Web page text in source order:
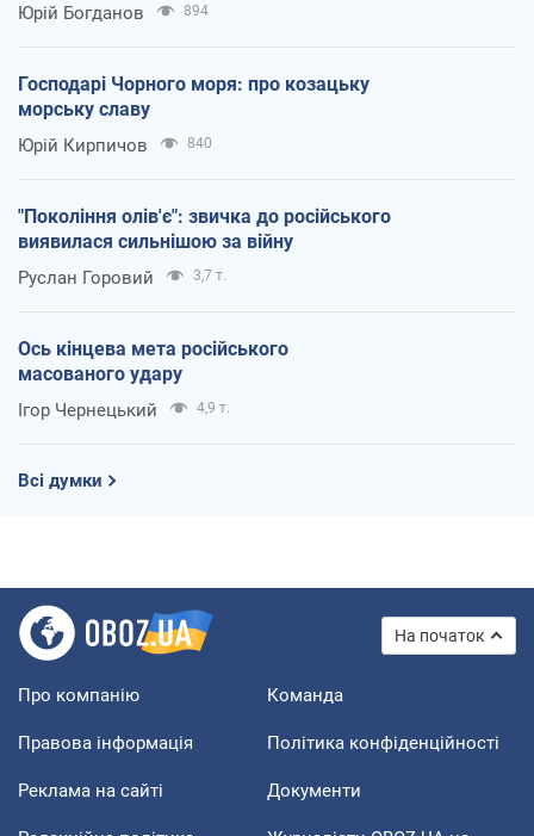
Юрій Богданов 894
Господарі Чорного моря: про козацьку
морську славу
Юрій Кирпичов 840
"Покоління олів'є": звичка до російського
виявилася сильнішою за війну
Руслан Горовий 3,7 т.
Ось кінцева мета російського
масованого удару
Ігор Чернецький 4,9 т.
Всі думки
На початок
Про компанію Команда
Правова інформація Політика конфіденційності
Реклама на сайті Документи